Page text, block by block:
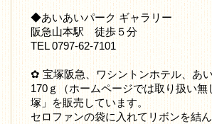
◆あいあいパーク ギャラリー
阪急山本駅 徒歩５分
TEL 0797-62-7101
✿ 宝塚阪急、ワシントンホテル、あ
170ｇ（ホームページでは取り扱い無
塚」を販売しています。
セロファンの袋に入れてリボンを結